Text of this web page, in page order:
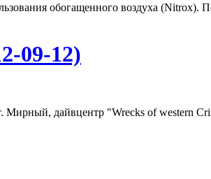
обогащенного воздуха (Nitrox).
09-12)
Мирный, дайвцентр "Wrecks of western